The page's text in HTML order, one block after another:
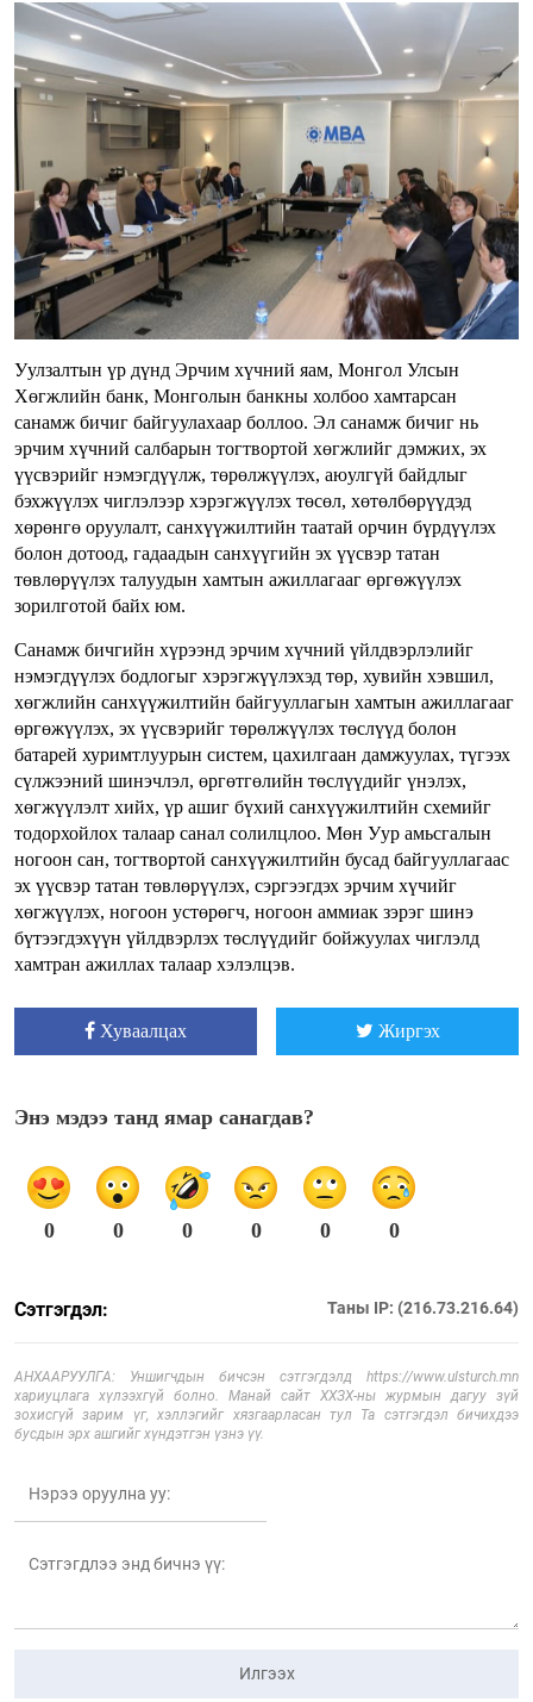
Уулзалтын үр дүнд Эрчим хүчний яам, Монгол Улсын
Хөгжлийн банк, Монголын банкны холбоо хамтарсан
санамж бичиг байгуулахаар боллоо. Эл санамж бичиг нь
эрчим хүчний салбарын тогтвортой хөгжлийг дэмжих, эх
үүсвэрийг нэмэгдүүлж, төрөлжүүлэх, аюулгүй байдлыг
бэхжүүлэх чиглэлээр хэрэгжүүлэх төсөл, хөтөлбөрүүдэд
хөрөнгө оруулалт, санхүүжилтийн таатай орчин бүрдүүлэх
болон дотоод, гадаадын санхүүгийн эх үүсвэр татан
төвлөрүүлэх талуудын хамтын ажиллагааг өргөжүүлэх
зорилготой байх юм.
Санамж бичгийн хүрээнд эрчим хүчний үйлдвэрлэлийг
нэмэгдүүлэх бодлогыг хэрэгжүүлэхэд төр, хувийн хэвшил,
хөгжлийн санхүүжилтийн байгууллагын хамтын ажиллагааг
өргөжүүлэх, эх үүсвэрийг төрөлжүүлэх төслүүд болон
батарей хуримтлуурын систем, цахилгаан дамжуулах, түгээх
сүлжээний шинэчлэл, өргөтгөлийн төслүүдийг үнэлэх,
хөгжүүлэлт хийх, үр ашиг бүхий санхүүжилтийн схемийг
тодорхойлох талаар санал солилцлоо. Мөн Уур амьсгалын
ногоон сан, тогтвортой санхүүжилтийн бусад байгууллагаас
эх үүсвэр татан төвлөрүүлэх, сэргээгдэх эрчим хүчийг
хөгжүүлэх, ногоон устөрөгч, ногоон аммиак зэрэг шинэ
бүтээгдэхүүн үйлдвэрлэх төслүүдийг бойжуулах чиглэлд
хамтран ажиллах талаар хэлэлцэв.
Хуваалцах Жиргэх
Энэ мэдээ танд ямар санагдав?
0 0 0 0 0 0
Сэтгэгдэл: Таны IP: (216.73.216.64)
АНХААРУУЛГА: Уншигчдын бичсэн сэтгэгдэлд https://www.ulsturch.mn
хариуцлага хүлээхгүй болно. Манай сайт ХХЗХ-ны журмын дагуу зүй
зохисгүй зарим үг, хэллэгийг хязгаарласан тул Та сэтгэгдэл бичихдээ
бусдын эрх ашгийг хүндэтгэн үзнэ үү.
Илгээх